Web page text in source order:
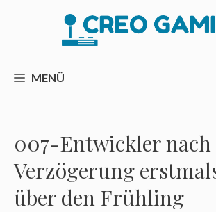
MENÜ
007-Entwickler nach
Verzögerung
über den Frühling